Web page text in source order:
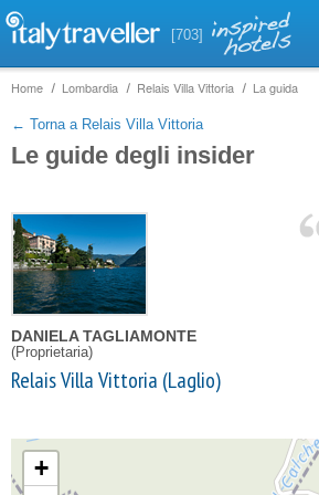
[703]
Home Lombardia Relais Villa Vittoria La guida
← Torna a Relais Villa Vittoria
Le guide degli insider
DANIELA TAGLIAMONTE
(Proprietaria)
Relais Villa Vittoria (Laglio)
+